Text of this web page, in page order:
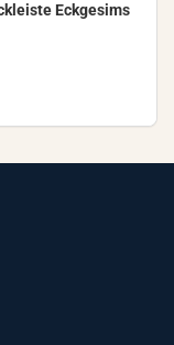
Eck­ge­sims